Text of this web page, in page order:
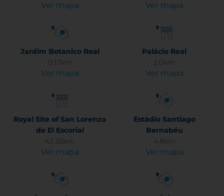
Ver mapa Ver mapa
Jardim Botanico Real
0.17km
Ver mapa
Palácio Real
2.0km
Ver mapa
Royal Site of San Lorenzo
de El Escorial
43.35km
Ver mapa
Estádio Santiago
Bernabéu
4.8km
Ver mapa